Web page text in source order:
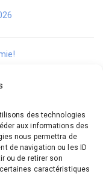
des technologies
aux informations des
nous permettra de
de navigation ou les ID
ou de retirer son
caractéristiques
en jouant.